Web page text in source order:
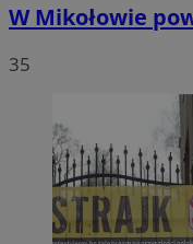
W Mikołowie
35